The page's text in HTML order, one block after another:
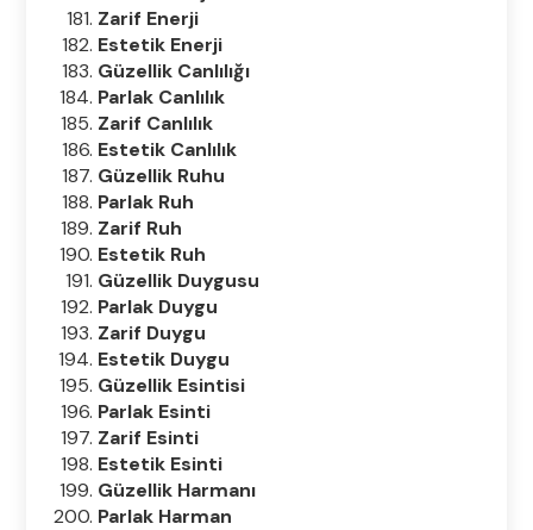
Zarif Enerji
Estetik Enerji
Güzellik Canlılığı
Parlak Canlılık
Zarif Canlılık
Estetik Canlılık
Güzellik Ruhu
Parlak Ruh
Zarif Ruh
Estetik Ruh
Güzellik Duygusu
Parlak Duygu
Zarif Duygu
Estetik Duygu
Güzellik Esintisi
Parlak Esinti
Zarif Esinti
Estetik Esinti
Güzellik Harmanı
Parlak Harman